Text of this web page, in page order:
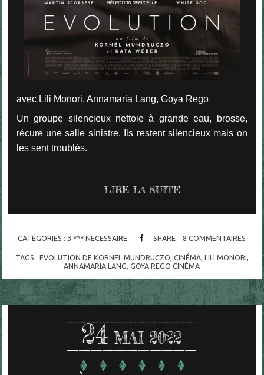
avec Lili Monori, Annamaria Lang, Goya Rego
Un groupe silencieux nettoie à grande eau, brosse,
récure une salle sinistre. Ils restent silencieux mais on
les sent troublés.
LIRE LA SUITE
CATÉGORIES : 3 *** NECESSAIRE SHARE 8 COMMENTAIRES
TAGS : EVOLUTION DE KORNEL MUNDRUCZO CINÉMA, LILI MONORI
ANNAMARIA LANG ,GOYA REGO CINÉMA
24 MAI 2022